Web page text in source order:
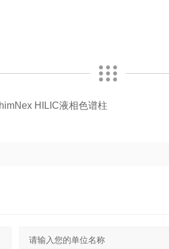
HILIC液相色谱柱